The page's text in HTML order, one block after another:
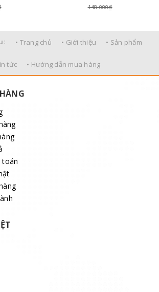
148.000₫
• Trang chủ • Giới thiệu • Sản phẩm
tức • Hướng dẫn mua hàng
toán